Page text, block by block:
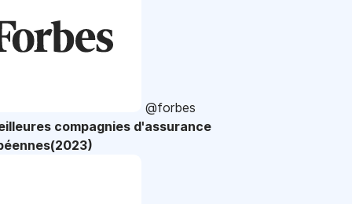
@forbes
compagnies d'assurance